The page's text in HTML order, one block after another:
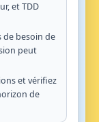
et TDD
de besoin de
peut
et vérifiez
de